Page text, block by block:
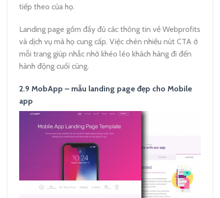
tiếp theo của họ.
Landing page gồm đầy đủ các thông tin về Webprofits
và dịch vụ mà họ cung cấp. Việc chèn nhiều nút CTA ở
mỗi trang giúp nhắc nhở khéo léo khách hàng đi đến
hành động cuối cùng.
2.9 MobApp – mẫu landing page đẹp cho Mobile
app